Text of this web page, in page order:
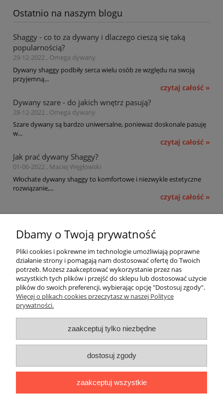
Ostatnio na naszym blogu
Shaggy - co to za dywany i dlaczego cieszą się taką
popularnością?
29-12-2022 , Omega dywany
Dywany shaggy podbiły serca wielu osób ze względu na swoją
przyjemną...
czytaj całość »
Dywany szare - do jakich wnętrz pasują?
28-12-2022 , Omega dywany
Szare dywany są bardzo uniwersalne, ponieważ doskonale pasuję
w...
czytaj całość »
Jak prać dywany Shaggy?
01-06-2022 , Maciej Węgłowski
Włochate dywany shaggy to komfortowe i niezwykle estetyczne
rozwiązanie,...
czytaj całość »
Płatności i dostawa
Informacje
O nas
Witosz i Spółka
44-203 Rybnik ul. Brzezińska 50c
telefon:511760570
Facebook
Dbamy o Twoją prywatność
Pliki cookies i pokrewne im technologie umożliwiają poprawne
działanie strony i pomagają nam dostosować ofertę do Twoich
potrzeb. Możesz zaakceptować wykorzystanie przez nas
wszystkich tych plików i przejść do sklepu lub dostosować użycie
plików do swoich preferencji, wybierając opcję "Dostosuj zgody".
Więcej o plikach cookies przeczytasz w naszej Polityce
prywatności.
zaakceptuj tylko niezbędne
dostosuj zgody
zaakceptuj wszystkie